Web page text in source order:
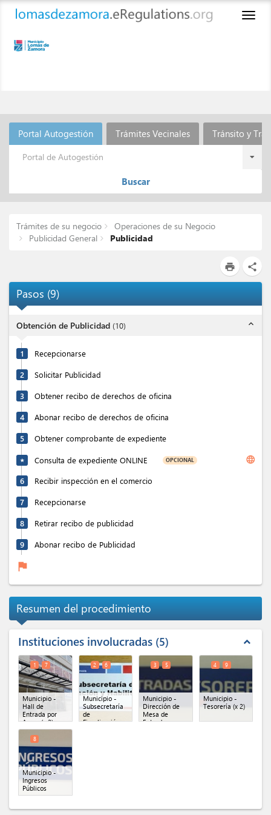
Portal Autogestión Trámites Vecinales Tránsito y
Portal de Autogestión
Buscar
Trámites de su negocio
Operaciones de su Negocio
Publicidad General
Publicidad
print share
Pasos (9)
Obtención de Publicidad (10) expand_less
1 Recepcionarse
2 Solicitar Publicidad
3 Obtener recibo de derechos de oficina
4 Abonar recibo de derechos de oficina
5 Obtener comprobante de expediente
★ Consulta de expediente ONLINE OPCIONAL language
6 Recibir inspección en el comercio
7 Recepcionarse
8 Retirar recibo de publicidad
9 Abonar recibo de Publicidad
flag
Resumen del procedimiento
Instituciones involucradas 5 expand_less
Municipio -
Hall de
Entrada por
Azara(x 2)
1 7
Municipio -
Subsecretaría
de
Fiscalización y
2 6
Municipio -
Dirección de
Mesa de
Entradas
3 5
Municipio -
Tesorería (x 2)
4 9
Municipio -
Ingresos
Públicos
8